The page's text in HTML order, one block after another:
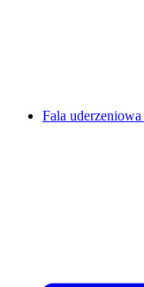
Fala uderzeniowa